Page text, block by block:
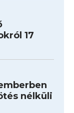
17
nélküli